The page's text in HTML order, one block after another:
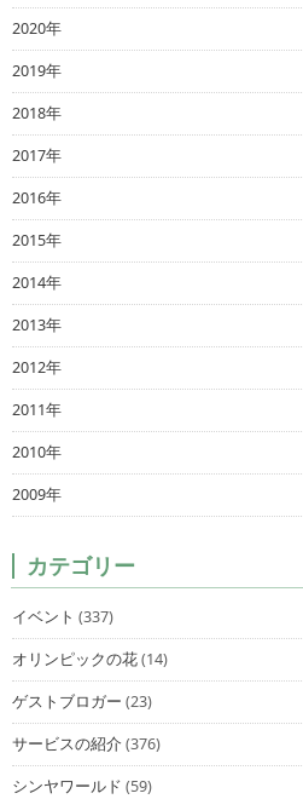
2020年
2019年
2018年
2017年
2016年
2015年
2014年
2013年
2012年
2011年
2010年
2009年
カテゴリー
イベント (337)
オリンピックの花(14)
ゲストブロガー (23)
サービスの紹介(376)
シンヤワールド (59)